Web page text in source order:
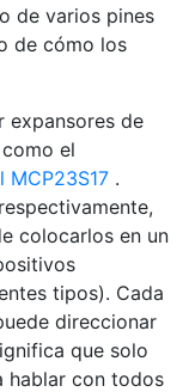
de varios pines
de cómo los
expansores de
el
MCP23S17 .
colocarlos en un
tipos). Cada
direccionar
que solo
hablar con todos